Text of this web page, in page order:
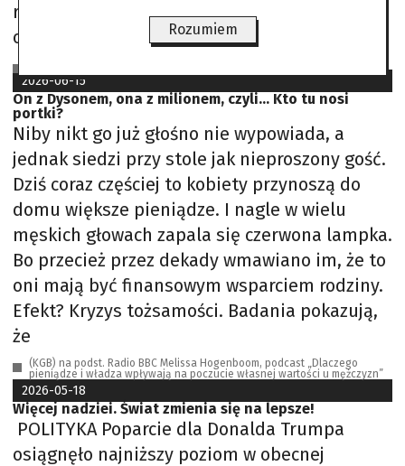
reformy ochrony zdrowia będą jeszcze
omawiane z
2026-06-15
On z Dysonem, ona z milionem, czyli… Kto tu nosi
portki?
Niby nikt go już głośno nie wypowiada, a
jednak siedzi przy stole jak nieproszony gość.
Dziś coraz częściej to kobiety przynoszą do
domu większe pieniądze. I nagle w wielu
męskich głowach zapala się czerwona lampka.
Bo przecież przez dekady wmawiano im, że to
oni mają być finansowym wsparciem rodziny.
Efekt? Kryzys tożsamości. Badania pokazują,
że
(KGB) na podst. Radio BBC Melissa Hogenboom, podcast „Dlaczego
pieniądze i władza wpływają na poczucie własnej wartości u mężczyzn”
2026-05-18
Więcej nadziei. Świat zmienia się na lepsze!
POLITYKA Poparcie dla Donalda Trumpa
osiągnęło najniższy poziom w obecnej
Rozumiem